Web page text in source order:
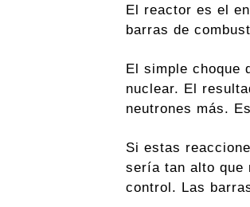
El reactor es el
barras de
El simple choque
nuclear. El
neutrones más.
Si estas
sería tan alto que
control. Las